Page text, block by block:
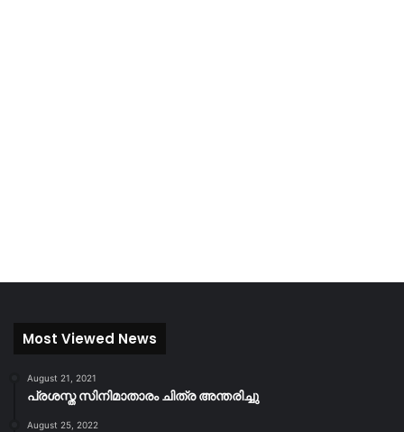
Most Viewed News
August 21, 2021
പ്രശസ്ത സിനിമാതാരം ചിത്ര അന്തരിച്ചു
August 25, 2022